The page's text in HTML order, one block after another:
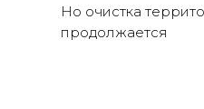
Но очистка
продолжается